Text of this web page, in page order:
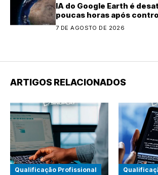
IA do Google Earth é
poucas horas após
7 DE AGOSTO DE 2026
ARTIGOS RELACIONADOS
Qualificação Profissional